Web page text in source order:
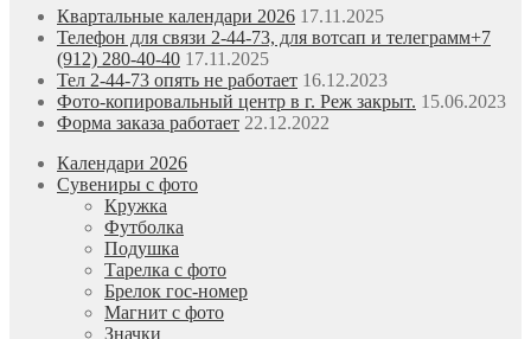
Квартальные календари 2026 17.11.2025
Телефон для связи 2-44-73, для вотсап и телеграмм+7
(912) 280-40-40 17.11.2025
Тел 2-44-73 опять не работает 16.12.2023
Фото-копировальный центр в г. Реж закрыт. 15.06.2023
Форма заказа работает 22.12.2022
Календари 2026
Сувениры с фото
Кружка
Футболка
Подушка
Тарелка с фото
Брелок гос-номер
Магнит с фото
Значки